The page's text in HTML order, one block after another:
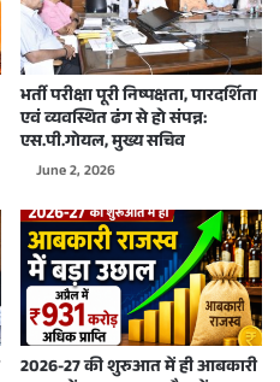
भर्ती परीक्षा पूरी निष्पक्षता, पारदर्शिता
एवं व्यवस्थित ढंग से हो संपन्न:
एस.पी.गोयल, मुख्य सचिव
June 2, 2026
2026-27 की शुरुआत में ही आबकारी